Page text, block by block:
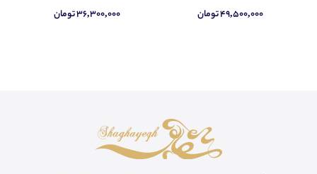
۴۹,۵۰۰,۰۰۰ تومان ۳۶,۳۰۰,۰۰۰ تومان